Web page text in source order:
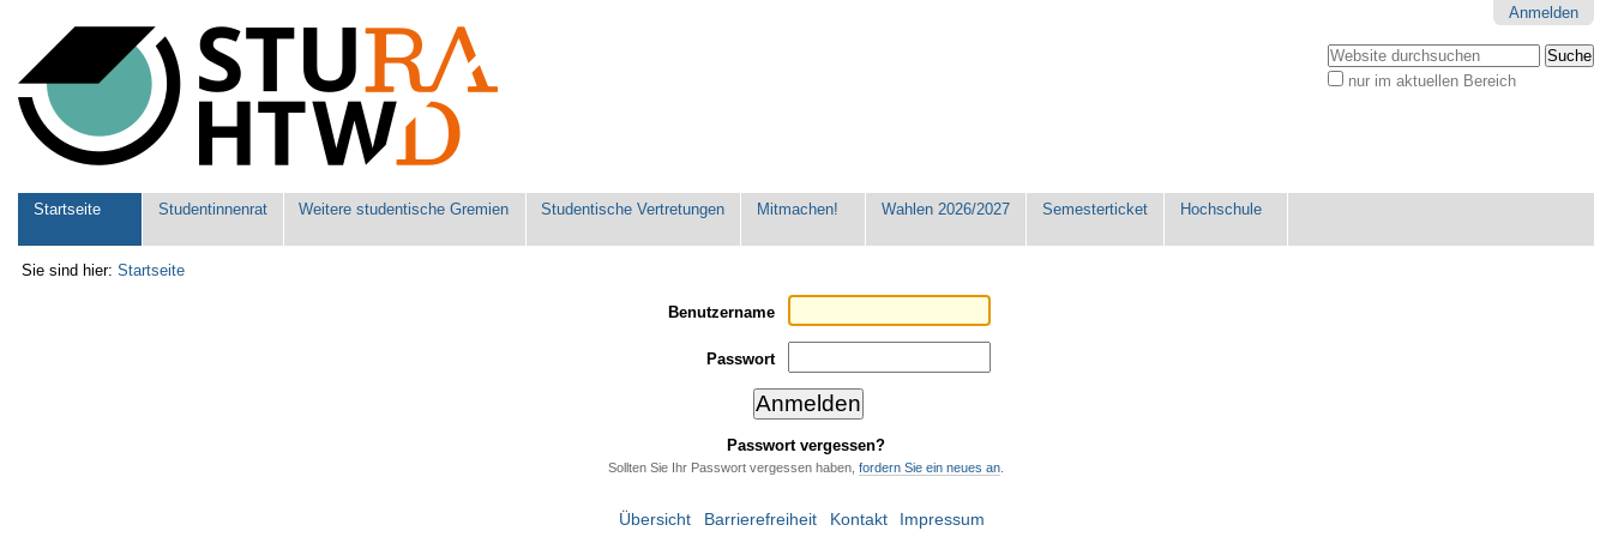
Werkzeuge
Anmelden
Website durchsuchen
nur im aktuellen Bereich
Sektionen
Startseite Studentinnenrat Weitere studentische Gremien Studentische Vertretungen Mitmachen! Wahlen 2026/2027 Semesterticket Hochschule
Sie sind hier: Startseite
Benutzername
Passwort
Passwort vergessen?
Sollten Sie Ihr Passwort vergessen haben, fordern Sie ein neues an.
Übersicht Barrierefreiheit Kontakt Impressum